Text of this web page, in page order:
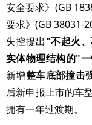
安全要求》(GB
要求》(GB 38031-
失控提出"不起火
实体物理结构的"
新增整车底部撞击
后新申报上市的车
拥有一年过渡期。